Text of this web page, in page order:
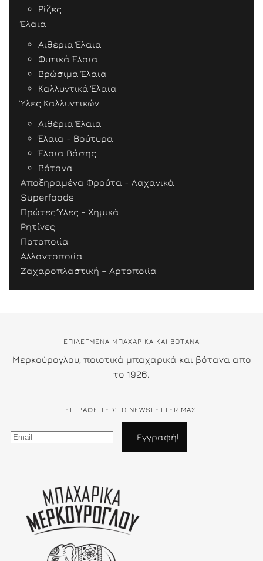
Ρίζες
Έλαια
Αιθέρια Έλαια
Φυτικά Έλαια
Βρώσιμα Έλαια
Καλλυντικά Έλαια
Ύλες Καλλυντικών
Αιθέρια Έλαια
Έλαια - Βούτυρα
Έλαια Βάσης
Βότανα
Αποξηραμένα Φρούτα - Λαχανικά
Superfoods
Πρώτες Ύλες - Χημικά
Ρητίνες
Ποτοποιία
Αλλαντοποιία
Ζαχαροπλαστική – Αρτοποιία
ΕΠΙΛΕΓΜΕΝΑ ΜΠΑΧΑΡΙΚΑ ΚΑΙ ΒΟΤΑΝΑ
Μερκούρογλου, ποιοτικά μπαχαρικά και βότανα απο
το 1926.
ΕΓΓΡΑΦΕΊΤΕ ΣΤΟ NEWSLETTER ΜΑΣ!